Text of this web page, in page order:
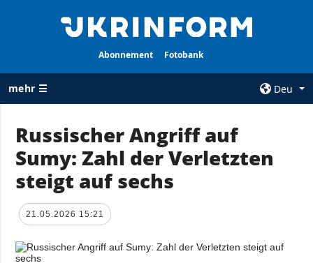
Abonnement Fotobank
mehr ☰
Deu
ALLE
RUBRIKEN
Krieg
Wiederaufbau
Politik
AGENTUR
Politik zur
Russischer Angriff auf
Sumy: Zahl der Verletzten
steigt auf sechs
21.05.2026 15:21